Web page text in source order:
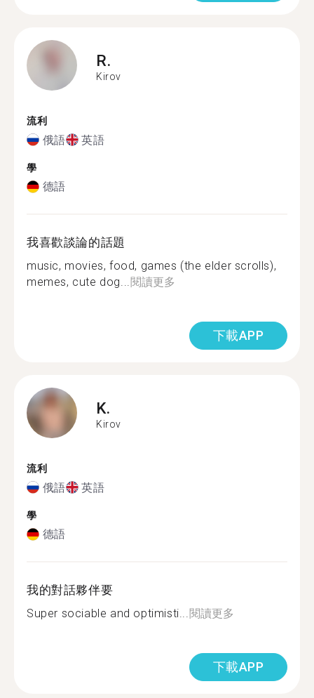
R.
Kirov
流利
俄語 英語
學
德語
我喜歡談論的話題
music, movies, food, games (the elder scrolls),
memes, cute dog...閱讀更多
下載APP
K.
Kirov
流利
俄語 英語
學
德語
我的對話夥伴要
Super sociable and optimisti...閱讀更多
下載APP